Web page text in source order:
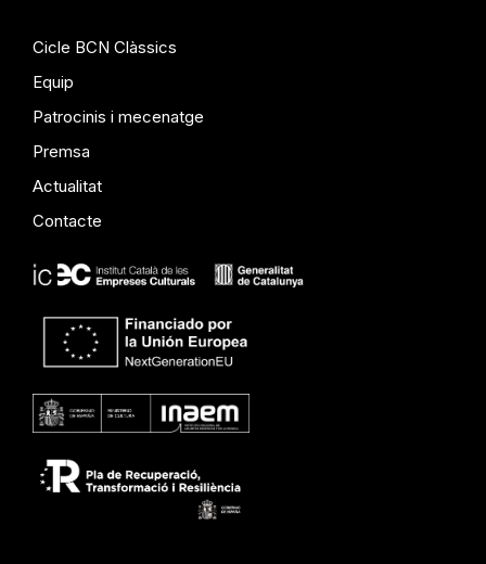
Cicle BCN Clàssics
Equip
Patrocinis i mecenatge
Premsa
Actualitat
Contacte